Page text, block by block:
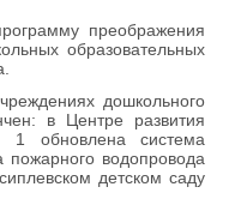
преображения
образовательных
дошкольного
в Центре развития
обновлена система
пожарного водопровода
детском саду